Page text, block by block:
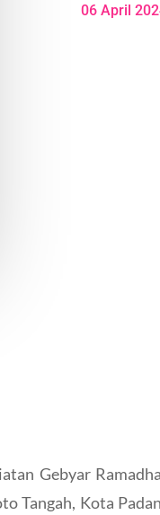
06 April
Gebyar
Tangah, Kota